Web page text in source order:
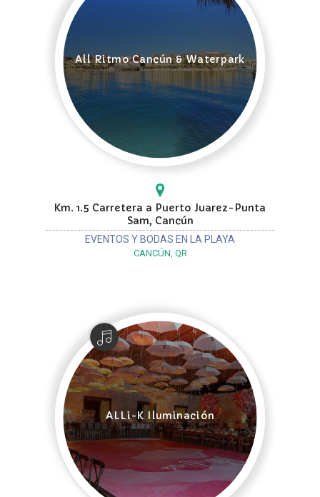
All Ritmo Cancún & Waterpark
Km. 1.5 Carretera a Puerto Juarez-Punta
Sam, Cancún
EVENTOS Y BODAS EN LA PLAYA
CANCÚN, QR
ALLi-K Iluminación